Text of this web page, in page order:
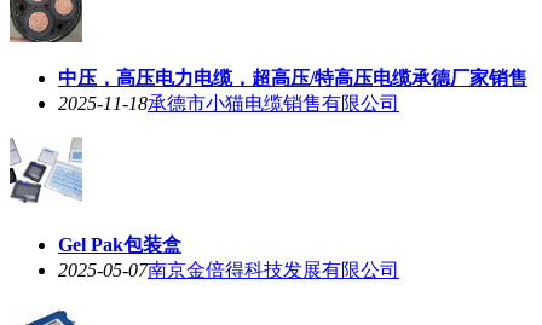
中压，高压电力电缆，超高压/特高压电缆承德厂家销售
2025-11-18承德市小猫电缆销售有限公司
Gel Pak包装盒
2025-05-07南京金倍得科技发展有限公司